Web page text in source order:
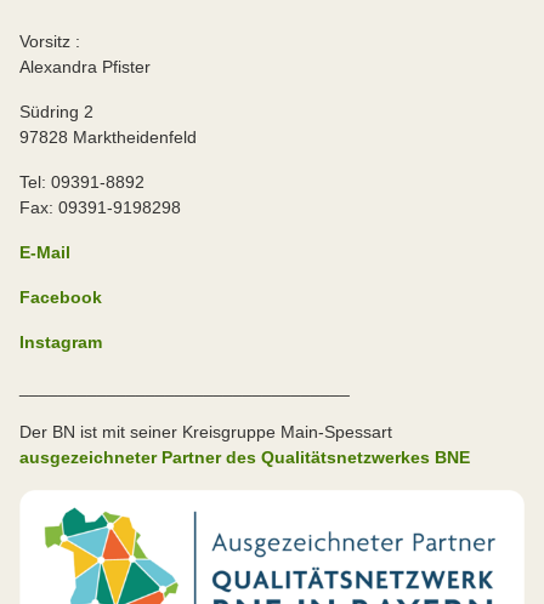
Vorsitz :
Alexandra Pfister
Südring 2
97828 Marktheidenfeld
Tel: 09391-8892
Fax: 09391-9198298
E-Mail
Facebook
Instagram
Der BN ist mit seiner Kreisgruppe Main-Spessart
ausgezeichneter Partner des Qualitätsnetzwerkes BNE